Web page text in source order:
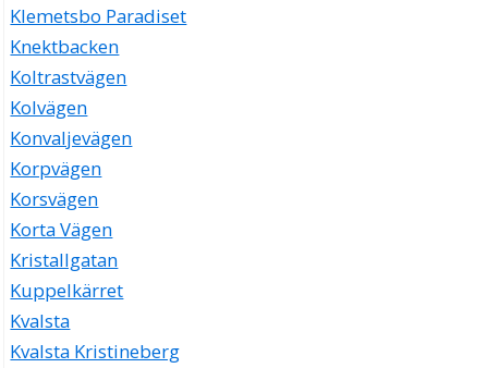
Klemetsbo Paradiset
Knektbacken
Koltrastvägen
Kolvägen
Konvaljevägen
Korpvägen
Korsvägen
Korta Vägen
Kristallgatan
Kuppelkärret
Kvalsta
Kvalsta Kristineberg